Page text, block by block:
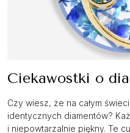
Ciekawostki o
Czy wiesz, że na całym
identycznych diamentów?
i niepowtarzalnie piękny. Te